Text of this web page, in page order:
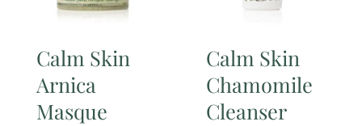
worden
de
productpagina
Calm Skin
Arnica
Masque
Calm Skin
Chamomile
Cleanser